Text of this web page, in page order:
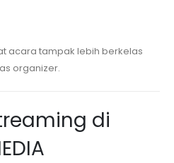
acara tampak lebih berkelas
organizer.
di